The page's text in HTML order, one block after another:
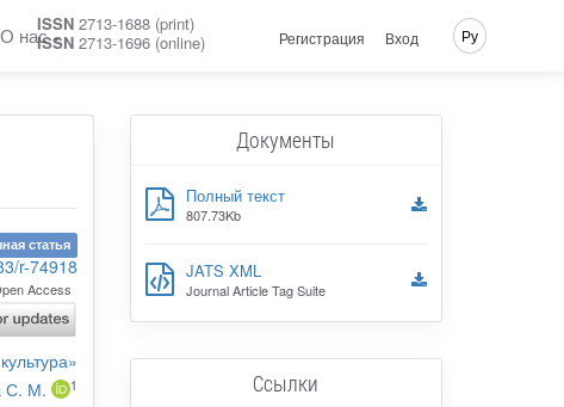
О насISSN 2713-1688 (print)
ISSN 2713-1696 (online) Регистрация Вход Ру
статья
r-74918
Access
С. М. 1
Документы
Полный текст
807.73Kb
JATS XML
Journal Article Tag Suite
Ссылки